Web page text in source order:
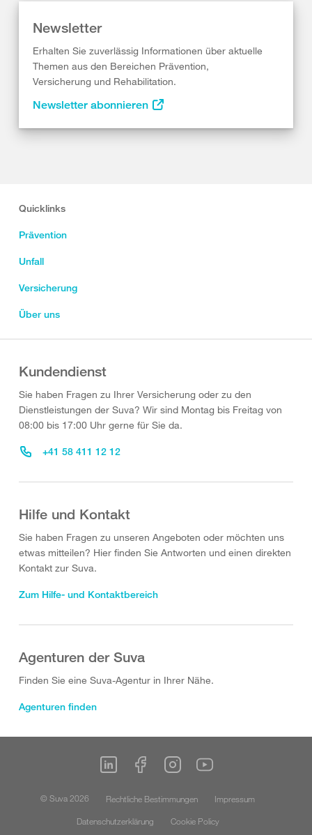
Newsletter
Erhalten Sie zuverlässig Informationen über aktuelle
Themen aus den Bereichen Prävention,
Versicherung und Rehabilitation.
Newsletter abonnieren
Quicklinks
Prävention
Unfall
Versicherung
Über uns
Kundendienst
Sie haben Fragen zu Ihrer Versicherung oder zu den
Dienstleistungen der Suva? Wir sind Montag bis Freitag von
08:00 bis 17:00 Uhr gerne für Sie da.
+41 58 411 12 12
Hilfe und Kontakt
Sie haben Fragen zu unseren Angeboten oder möchten uns
etwas mitteilen? Hier finden Sie Antworten und einen direkten
Kontakt zur Suva.
Zum Hilfe- und Kontaktbereich
Agenturen der Suva
Finden Sie eine Suva-Agentur in Ihrer Nähe.
Agenturen finden
© Suva 2026 Rechtliche Bestimmungen
Impressum
Datenschutzerklärung
Cookie Policy